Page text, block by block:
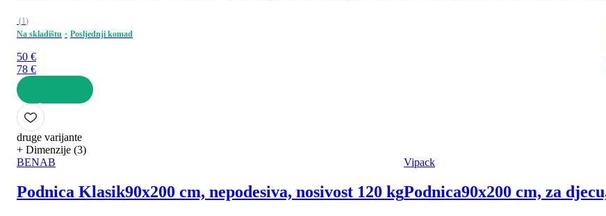
(1)
Na skladištu
Posljednji komad
50 €
78 €
U KOŠARICU
druge varijante
+ Dimenzije (3)
BENAB
Podnica Klasik90x200 cm, nepodesiva, nosivost 120 kg
Vipack
Podnica90x200 cm, za